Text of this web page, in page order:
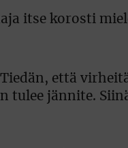
itse korosti
että
tulee jännite.